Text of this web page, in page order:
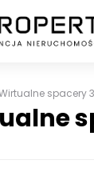
spacery